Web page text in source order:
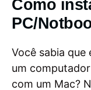
Como
PC/
Você sabia que
um
com um Mac?